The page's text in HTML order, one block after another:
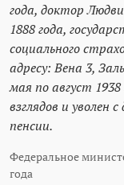
года, доктор
1888 года,
социального
адресу: Вена 3,
мая по август
взглядов и уволен
пенсии.
Федеральное
года